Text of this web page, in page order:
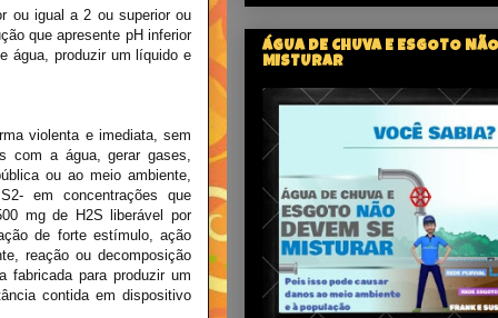
ou igual a 2 ou superior ou
que apresente pH inferior
água, produzir um líquido e
violenta e imediata, sem
com a água, gerar gases,
ou ao meio ambiente,
em concentrações que
mg de H2S liberável por
de forte estímulo, ação
reação ou decomposição
fabricada para produzir um
contida em dispositivo
ÁGUA DE CHUVA E ESGOTO
MISTURAR